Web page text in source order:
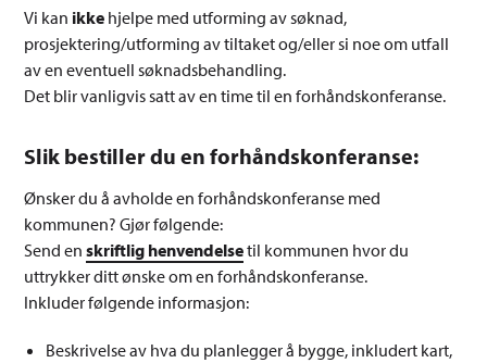
Vi kan ikke hjelpe med utforming av søknad,
prosjektering/utforming av tiltaket og/eller si noe om utfall
av en eventuell søknadsbehandling.
Det blir vanligvis satt av en time til en forhåndskonferanse.
Slik bestiller du en forhåndskonferanse:
Ønsker du å avholde en forhåndskonferanse med
kommunen? Gjør følgende:
Send enskriftlig henvendelsetil kommunen hvor du
uttrykker ditt ønske om en forhåndskonferanse.
Inkluder følgende informasjon:
Beskrivelse av hva du planlegger å bygge, inkludert kart,